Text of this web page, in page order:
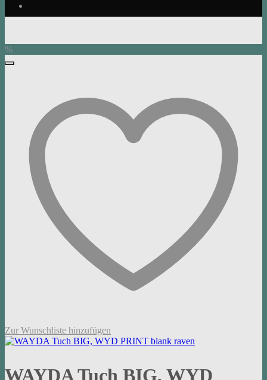
%
Zur Wunschliste hinzufügen
WAYDA Tuch BIG, WYD